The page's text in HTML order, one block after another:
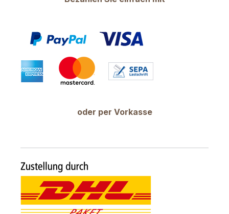
oder per Vorkasse